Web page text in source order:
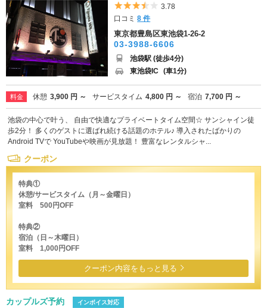
5つ星のうち3.5
3.78
口コミ8 件
東京都豊島区東池袋1-26-2
03-3988-6606
池袋駅 (徒歩4分)
東池袋IC (車1分)
料金 休憩 3,900 円 ～ サービスタイム 4,800 円 ～ 宿泊 7,700 円 ～
池袋の中心で叶う、 自由で快適なプライベートタイム空間☆ サンシャイン徒
歩2分！ 多くのゲストに選ばれ続ける話題のホテル♪ 導入されたばかりの
Android TVで YouTubeや映画が見放題！ 豊富なレンタルシャ...
クーポン
特典①
休憩/サービスタイム（月～金曜日）
室料 500円OFF
特典②
宿泊（日～木曜日）
室料 1,000円OFF
クーポン内容をもっと見る
カップルズ予約 インボイス対応